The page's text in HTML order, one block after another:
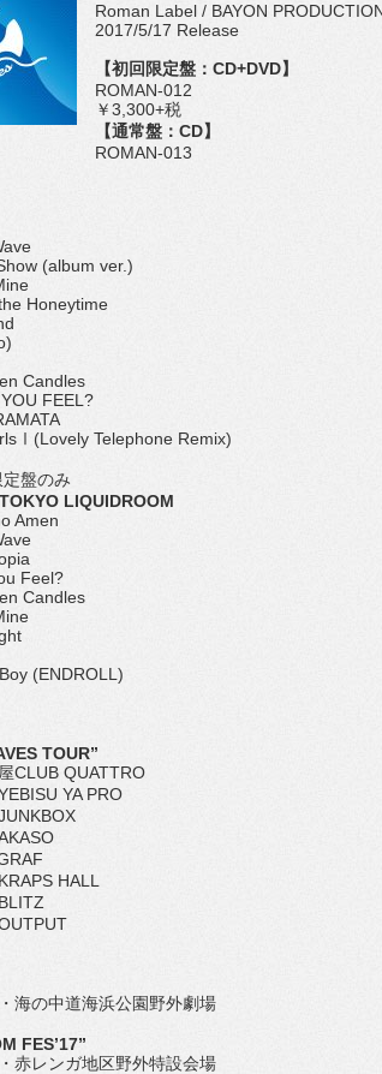
Roman Label / BAYON
2017/5/17 Release
【初回限定盤：CD+DVD】
ROMAN-012
￥3,300+税
【通常盤：CD】
ROMAN-013
(album ver.)
Honeytime
Candles
FEEL?
Telephone Remix)
盤のみ
LIQUIDROOM
Amen
Feel?
Candles
(ENDROLL)
TOUR”
CLUB QUATTRO
YA PRO
HALL
海の中道海浜公園野外劇場
FES’17”
赤レンガ地区野外特設会場